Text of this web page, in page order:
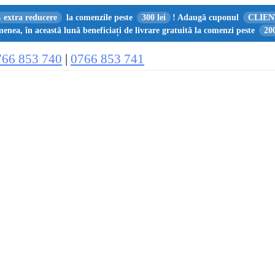
extra reducere la comenzile peste 300 lei ! Adaugă cuponul
în această lună beneficiați de livrare gratuită la comenzi peste
853 740 | 0766 853 741